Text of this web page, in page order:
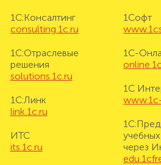
1С:Консалтинг
consulting.1c.ru
1С:Отраслевые
решения
solutions.1c.ru
1С:Линк
link.1c.ru
ИТС
its.1c.ru
1Софт
1С-
1С
через